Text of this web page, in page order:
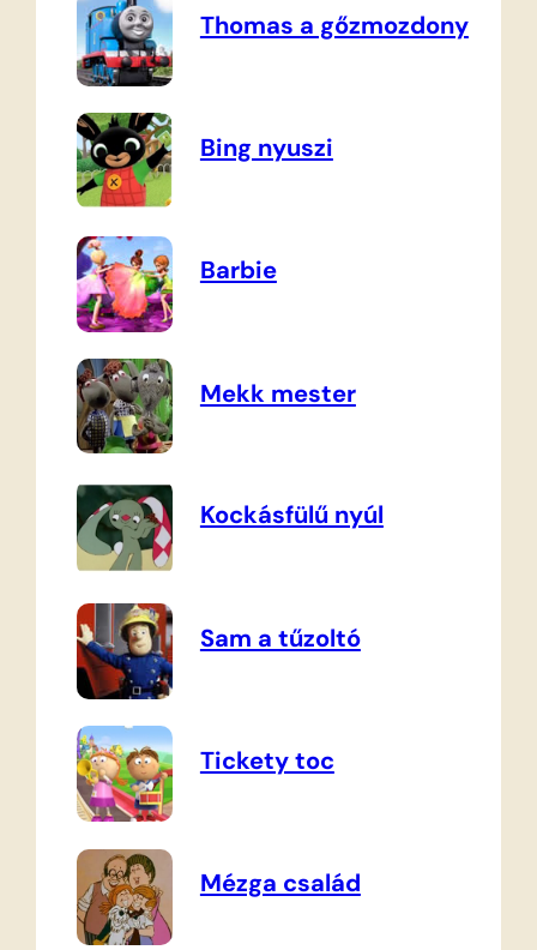
Thomas a gőzmozdony
Bing nyuszi
Barbie
Mekk mester
Kockásfülű nyúl
Sam a tűzoltó
Tickety toc
Mézga család